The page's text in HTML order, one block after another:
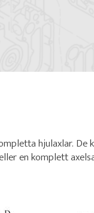
hjulaxlar. De
en komplett